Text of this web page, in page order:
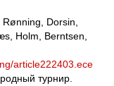
Dorsin,
Holm, Berntsen,
article222403.ece
турнир.